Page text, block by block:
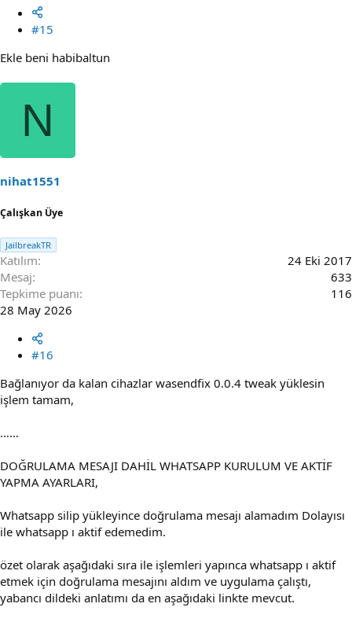
#15
Ekle beni habibaltun
N
nihat1551
Çalışkan Üye
JailbreakTR
Katılım
24 Eki 2017
Mesaj
633
Tepkime puanı
116
28 May 2026
#16
Bağlanıyor da kalan cihazlar wasendfix 0.0.4 tweak yüklesin
işlem tamam,
……
DOĞRULAMA MESAJI DAHİL WHATSAPP KURULUM VE AKTİF
YAPMA AYARLARI,
Whatsapp silip yükleyince doğrulama mesajı alamadım Dolayısı
ile whatsapp ı aktif edemedim.
özet olarak aşağıdaki sıra ile işlemleri yapınca whatsapp ı aktif
etmek için doğrulama mesajını aldım ve uygulama çalıştı,
yabancı dildeki anlatımı da en aşağıdaki linkte mevcut.